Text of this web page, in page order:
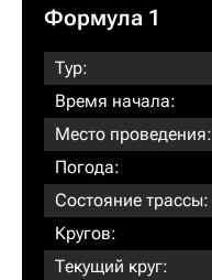
Формула 1
Тур:
Время начала:
Место проведения:
Погода:
Состояние трассы:
Кругов:
Текущий круг: